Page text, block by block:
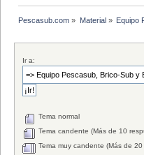
Pescasub.com » Material» Equipo
Ir a:
Tema normal
Tema candente (Más de 10
Tema muy candente (Más de